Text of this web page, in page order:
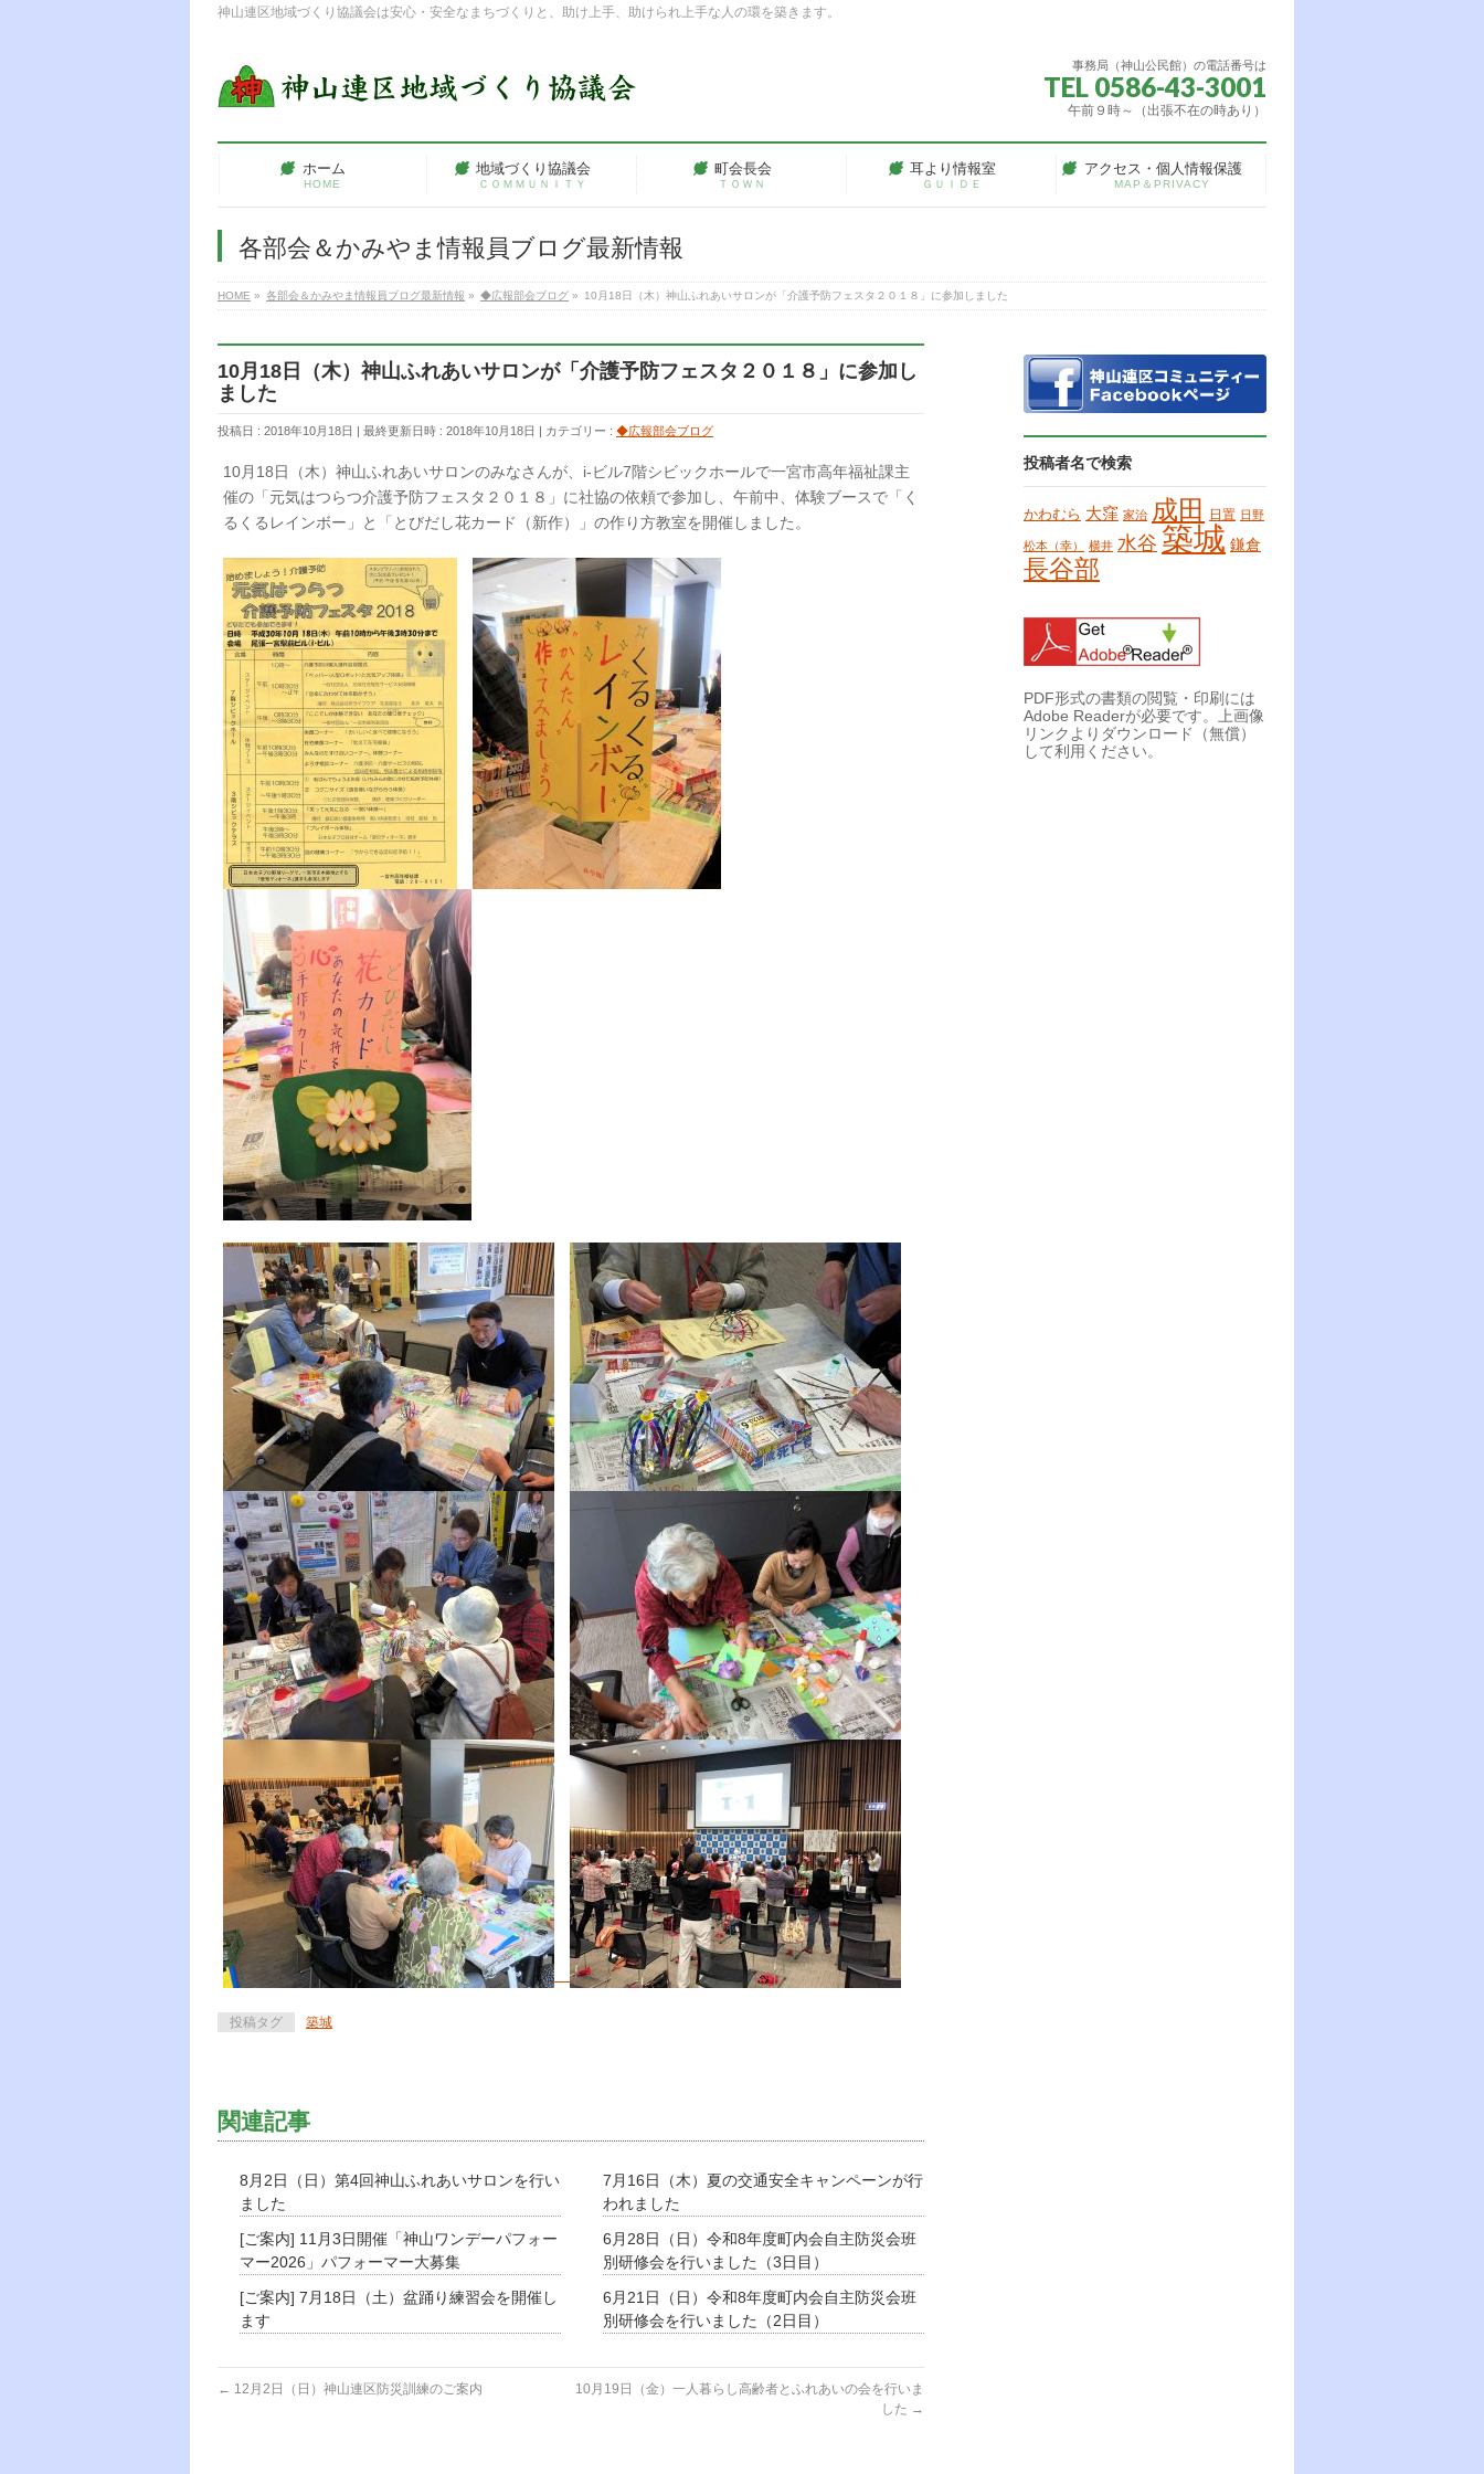
神山連区地域づくり協議会は安心・安全なまちづくりと、助け上手、助けられ上手な人の環を築きます。
事務局（神山公民館）の電話番号は
TEL 0586-43-3001
午前９時～（出張不在の時あり）
ホーム
HOME
地域づくり協議会
ＣＯＭＭＵＮＩＴＹ
町会長会
ＴＯＷＮ
耳より情報室
ＧＵＩＤＥ
アクセス・個人情報保護
MAP＆PRIVACY
各部会＆かみやま情報員ブログ最新情報
HOME » 各部会＆かみやま情報員ブログ最新情報 » ◆広報部会ブログ » 10月18日（木）神山ふれあいサロンが「介護予防フェスタ２０１８」に参加しました
10月18日（木）神山ふれあいサロンが「介護予防フェスタ２０１８」に参加し
ました
投稿日 : 2018年10月18日 最終更新日時 : 2018年10月18日 カテゴリー : ◆広報部会ブログ
10月18日（木）神山ふれあいサロンのみなさんが、i-ビル7階シビックホールで一宮市高年福祉課主
催の「元気はつらつ介護予防フェスタ２０１８」に社協の依頼で参加し、午前中、体験ブースで「く
るくるレインボー」と「とびだし花カード（新作）」の作り方教室を開催しました。
投稿タグ 築城
関連記事
8月2日（日）第4回神山ふれあいサロンを行い
ました
7月16日（木）夏の交通安全キャンペーンが行
われました
[ご案内] 11月3日開催「神山ワンデーパフォー
マー2026」パフォーマー大募集
6月28日（日）令和8年度町内会自主防災会班
別研修会を行いました（3日目）
[ご案内] 7月18日（土）盆踊り練習会を開催し
ます
6月21日（日）令和8年度町内会自主防災会班
別研修会を行いました（2日目）
← 12月2日（日）神山連区防災訓練のご案内
10月19日（金）一人暮らし高齢者とふれあいの会を行いま
した →
投稿者名で検索
かわむら 大窪 家治 成田 日置 日野
松本（幸） 横井 水谷 築城 鎌倉
長谷部
PDF形式の書類の閲覧・印刷には
Adobe Readerが必要です。上画像
リンクよりダウンロード（無償）
して利用ください。